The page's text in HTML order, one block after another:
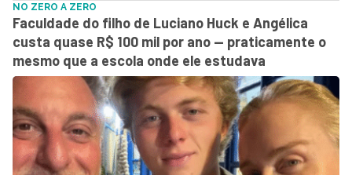
NO ZERO A ZERO
Faculdade do filho de Luciano Huck e Angélica
custa quase R$ 100 mil por ano — praticamente o
mesmo que a escola onde ele estudava